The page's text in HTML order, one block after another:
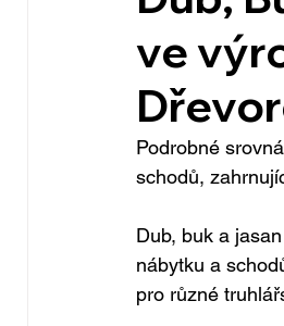
ve
Podrobné
schodů,
Dub, buk a
nábytku a
pro různé